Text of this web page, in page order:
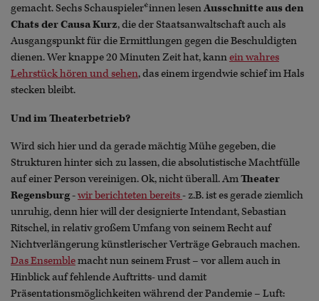
gemacht. Sechs Schauspieler*innen lesenAusschnitte aus den
Chats der Causa Kurz, die der Staatsanwaltschaft auch als
Ausgangspunkt für die Ermittlungen gegen die Beschuldigten
dienen. Wer knappe 20 Minuten Zeit hat, kannein wahres
Lehrstück hören und sehen, das einem irgendwie schief im Hals
stecken bleibt.
Und im Theaterbetrieb?
Wird sich hier und da gerade mächtig Mühe gegeben, die
Strukturen hinter sich zu lassen, die absolutistische Machtfülle
auf einer Person vereinigen. Ok, nicht überall. AmTheater
Regensburg -wir berichteten bereits- z.B. ist es gerade ziemlich
unruhig, denn hier will der designierte Intendant, Sebastian
Ritschel, in relativ großem Umfang von seinem Recht auf
Nichtverlängerung künstlerischer Verträge Gebrauch machen.
Das Ensemblemacht nun seinem Frust – vor allem auch in
Hinblick auf fehlende Auftritts- und damit
Präsentationsmöglichkeiten während der Pandemie – Luft: